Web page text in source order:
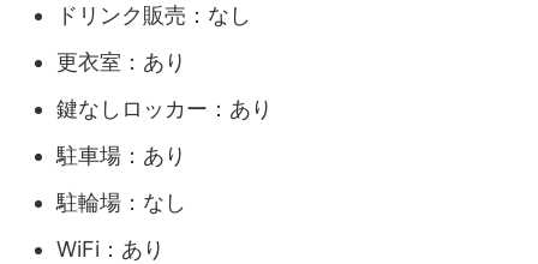
ドリンク販売：なし
更衣室：あり
鍵なしロッカー：あり
駐車場：あり
駐輪場：なし
WiFi：あり